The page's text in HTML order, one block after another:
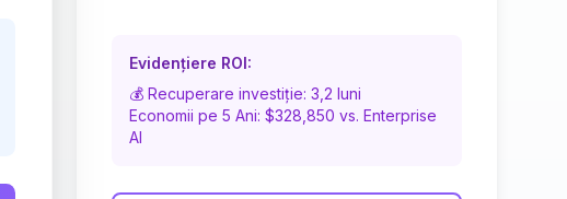
Evidențiere ROI:
💰 Recuperare investiție: 3,2 luni
Economii pe 5 Ani: $328,850 vs. Enterprise
AI